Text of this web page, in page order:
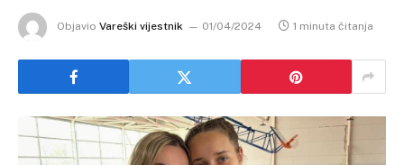
Objavio Vareški vijestnik 01/04/2024 1 minuta čitanja